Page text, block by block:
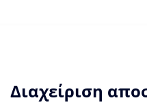
Διαχείριση